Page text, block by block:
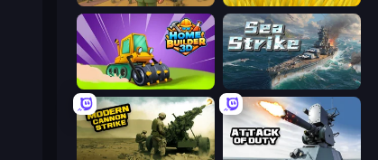
Home Builder 3D Sea Strike